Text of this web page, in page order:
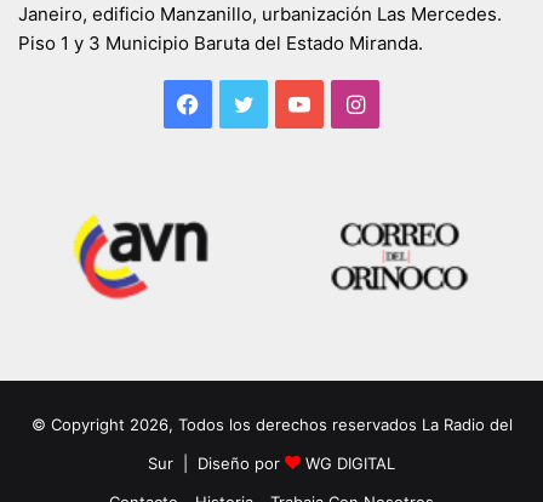
Janeiro, edificio Manzanillo, urbanización Las Mercedes.
Piso 1 y 3 Municipio Baruta del Estado Miranda.
Facebook
TwitterYouTubeInstagram
© Copyright 2026, Todos los derechos reservados La Radio del
Sur | Diseño por
WG DIGITAL